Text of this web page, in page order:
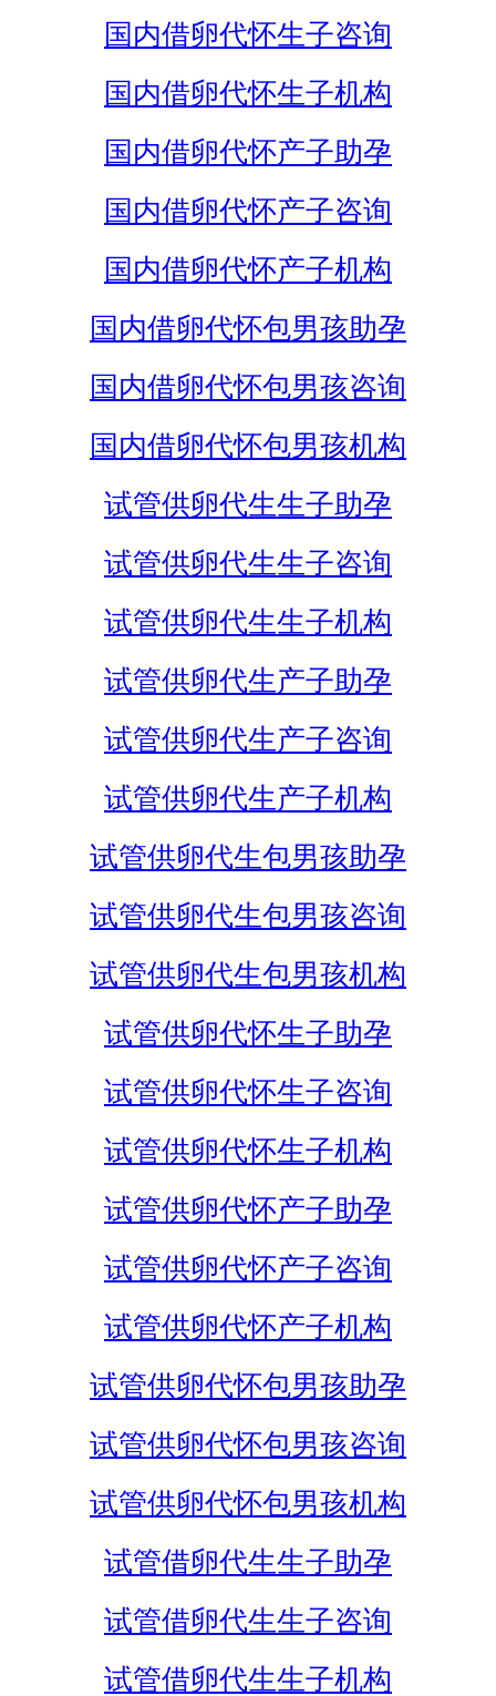
国内借卵代怀生子咨询
国内借卵代怀生子机构
国内借卵代怀产子助孕
国内借卵代怀产子咨询
国内借卵代怀产子机构
国内借卵代怀包男孩助孕
国内借卵代怀包男孩咨询
国内借卵代怀包男孩机构
试管供卵代生生子助孕
试管供卵代生生子咨询
试管供卵代生生子机构
试管供卵代生产子助孕
试管供卵代生产子咨询
试管供卵代生产子机构
试管供卵代生包男孩助孕
试管供卵代生包男孩咨询
试管供卵代生包男孩机构
试管供卵代怀生子助孕
试管供卵代怀生子咨询
试管供卵代怀生子机构
试管供卵代怀产子助孕
试管供卵代怀产子咨询
试管供卵代怀产子机构
试管供卵代怀包男孩助孕
试管供卵代怀包男孩咨询
试管供卵代怀包男孩机构
试管借卵代生生子助孕
试管借卵代生生子咨询
试管借卵代生生子机构